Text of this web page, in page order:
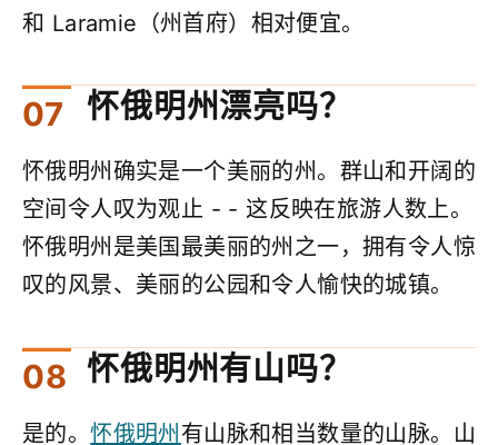
和 Laramie（州首府）相对便宜。
怀俄明州漂亮吗？
怀俄明州确实是一个美丽的州。群山和开阔的
空间令人叹为观止 - - 这反映在旅游人数上。
怀俄明州是美国最美丽的州之一，拥有令人惊
叹的风景、美丽的公园和令人愉快的城镇。
怀俄明州有山吗？
是的。怀俄明州 有山脉和相当数量的山脉。山